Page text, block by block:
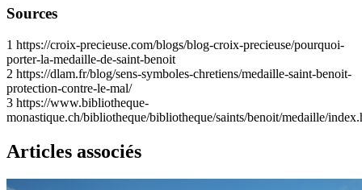
Sources
1 https://croix-precieuse.com/blogs/blog-croix-precieuse/pourquoi-
porter-la-medaille-de-saint-benoit
2 https://dlam.fr/blog/sens-symboles-chretiens/medaille-saint-benoit-
protection-contre-le-mal/
3 https://www.bibliotheque-
monastique.ch/bibliotheque/bibliotheque/saints/benoit/medaille/
Articles associés